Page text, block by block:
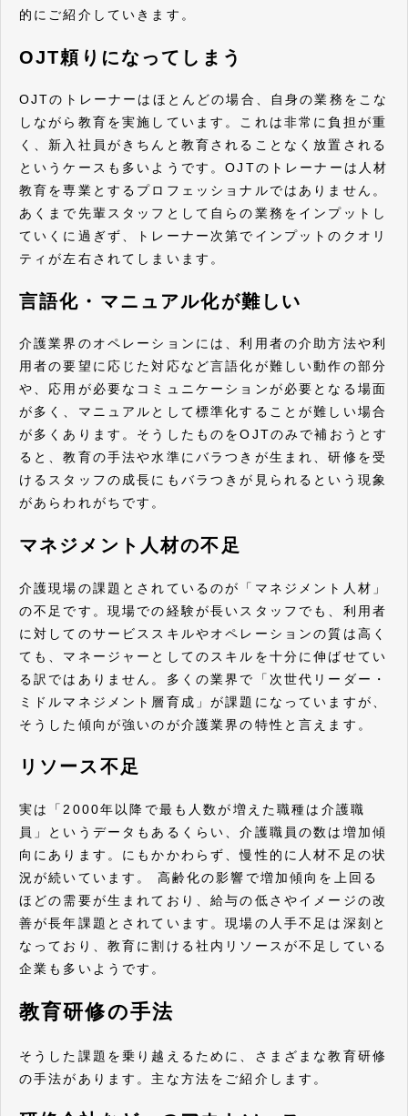
的にご紹介していきます。
OJT頼りになってしまう
OJTのトレーナーはほとんどの場合、自身の業務をこな
しながら教育を実施しています。これは非常に負担が重
く、新入社員がきちんと教育されることなく放置される
というケースも多いようです。OJTのトレーナーは人材
教育を専業とするプロフェッショナルではありません。
あくまで先輩スタッフとして自らの業務をインプットし
ていくに過ぎず、トレーナー次第でインプットのクオリ
ティが左右されてしまいます。
言語化・マニュアル化が難しい
介護業界のオペレーションには、利用者の介助方法や利
用者の要望に応じた対応など言語化が難しい動作の部分
や、応用が必要なコミュニケーションが必要となる場面
が多く、マニュアルとして標準化することが難しい場合
が多くあります。そうしたものをOJTのみで補おうとす
ると、教育の手法や水準にバラつきが生まれ、研修を受
けるスタッフの成長にもバラつきが見られるという現象
があらわれがちです。
マネジメント人材の不足
介護現場の課題とされているのが「マネジメント人材」
の不足です。現場での経験が長いスタッフでも、利用者
に対してのサービススキルやオペレーションの質は高く
ても、マネージャーとしてのスキルを十分に伸ばせてい
る訳ではありません。多くの業界で「次世代リーダー・
ミドルマネジメント層育成」が課題になっていますが、
そうした傾向が強いのが介護業界の特性と言えます。
リソース不足
実は「2000年以降で最も人数が増えた職種は介護職
員」というデータもあるくらい、介護職員の数は増加傾
向にあります。にもかかわらず、慢性的に人材不足の状
況が続いています。 高齢化の影響で増加傾向を上回る
ほどの需要が生まれており、給与の低さやイメージの改
善が長年課題とされています。現場の人手不足は深刻と
なっており、教育に割ける社内リソースが不足している
企業も多いようです。
教育研修の手法
そうした課題を乗り越えるために、さまざまな教育研修
の手法があります。主な方法をご紹介します。